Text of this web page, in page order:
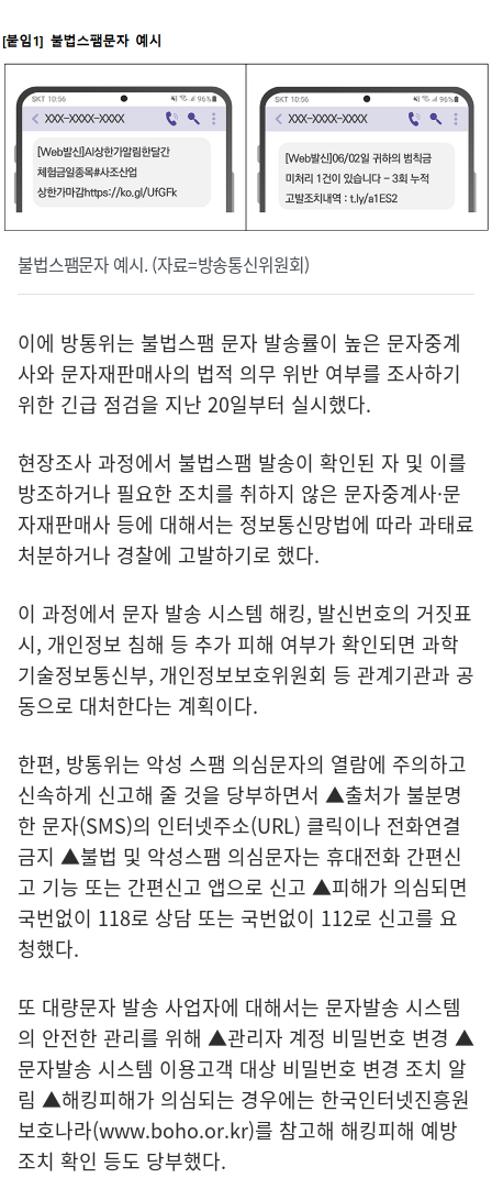
불법스팸문자 예시. (자료=방송통신위원회)
이에 방통위는 불법스팸 문자 발송률이 높은 문자중계
사와 문자재판매사의 법적 의무 위반 여부를 조사하기
위한 긴급 점검을 지난 20일부터 실시했다.
현장조사 과정에서 불법스팸 발송이 확인된 자 및 이를
방조하거나 필요한 조치를 취하지 않은 문자중계사·문
자재판매사 등에 대해서는 정보통신망법에 따라 과태료
처분하거나 경찰에 고발하기로 했다.
이 과정에서 문자 발송 시스템 해킹, 발신번호의 거짓표
시, 개인정보 침해 등 추가 피해 여부가 확인되면 과학
기술정보통신부, 개인정보보호위원회 등 관계기관과 공
동으로 대처한다는 계획이다.
한편, 방통위는 악성 스팸 의심문자의 열람에 주의하고
신속하게 신고해 줄 것을 당부하면서 ▲출처가 불분명
한 문자(SMS)의 인터넷주소(URL) 클릭이나 전화연결
금지 ▲불법 및 악성스팸 의심문자는 휴대전화 간편신
고 기능 또는 간편신고 앱으로 신고 ▲피해가 의심되면
국번없이 118로 상담 또는 국번없이 112로 신고를 요
청했다.
또 대량문자 발송 사업자에 대해서는 문자발송 시스템
의 안전한 관리를 위해 ▲관리자 계정 비밀번호 변경 ▲
문자발송 시스템 이용고객 대상 비밀번호 변경 조치 알
림 ▲해킹피해가 의심되는 경우에는 한국인터넷진흥원
보호나라(www.boho.or.kr)를 참고해 해킹피해 예방
조치 확인 등도 당부했다.